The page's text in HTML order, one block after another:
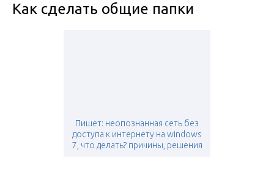
Как сделать общие папки
Пишет: неопознанная сеть без
доступа к интернету на windows
7, что делать? причины, решения